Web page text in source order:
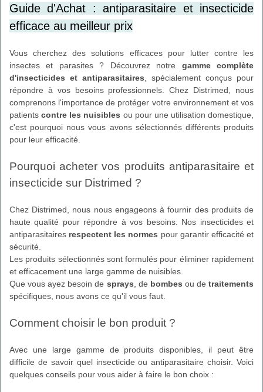
Guide d'Achat : antiparasitaire et insecticide
efficace au meilleur prix
Vous cherchez des solutions efficaces pour lutter contre les
insectes et parasites ? Découvrez notre gamme complète
d'insecticides et antiparasitaires , spécialement conçus pour
répondre à vos besoins professionnels. Chez Distrimed, nous
comprenons l'importance de protéger votre environnement et vos
patientscontre les nuisibles ou pour une utilisation domestique,
c'est pourquoi nous vous avons sélectionnés différents produits
pour leur efficacité.
Pourquoi acheter vos produits antiparasitaire et
insecticide sur Distrimed ?
Chez Distrimed, nous nous engageons à fournir des produits de
haute qualité pour répondre à vos besoins. Nos insecticides et
antiparasitaires respectent les normes pour garantir efficacité et
sécurité.
Les produits sélectionnés sont formulés pour éliminer rapidement
et efficacement une large gamme de nuisibles.
Que vous ayez besoin de sprays , de bombes ou detraitements
spécifiques, nous avons ce qu'il vous faut.
Comment choisir le bon produit ?
Avec une large gamme de produits disponibles, il peut être
difficile de savoir quel insecticide ou antiparasitaire choisir. Voici
quelques conseils pour vous aider à faire le bon choix :